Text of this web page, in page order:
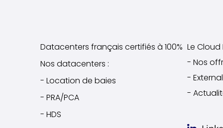
Datacenters français certifiés à 100%
Nos datacenters :
- Location de baies
- PRA/PCA
- HDS
Le Cloud
- Nos
-
-